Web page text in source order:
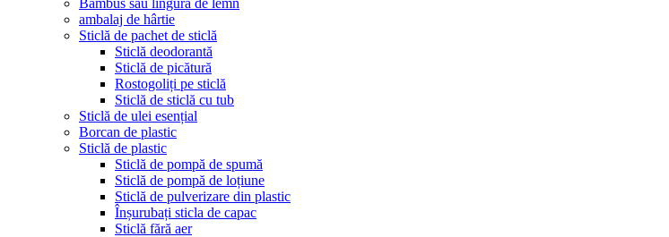
Bambus sau lingură de lemn
ambalaj de hârtie
Sticlă de pachet de sticlă
Sticlă deodorantă
Sticlă de picătură
Rostogoliți pe sticlă
Sticlă de sticlă cu tub
Sticlă de ulei esențial
Borcan de plastic
Sticlă de plastic
Sticlă de pompă de spumă
Sticlă de pompă de loțiune
Sticlă de pulverizare din plastic
Înșurubați sticla de capac
Sticlă fără aer